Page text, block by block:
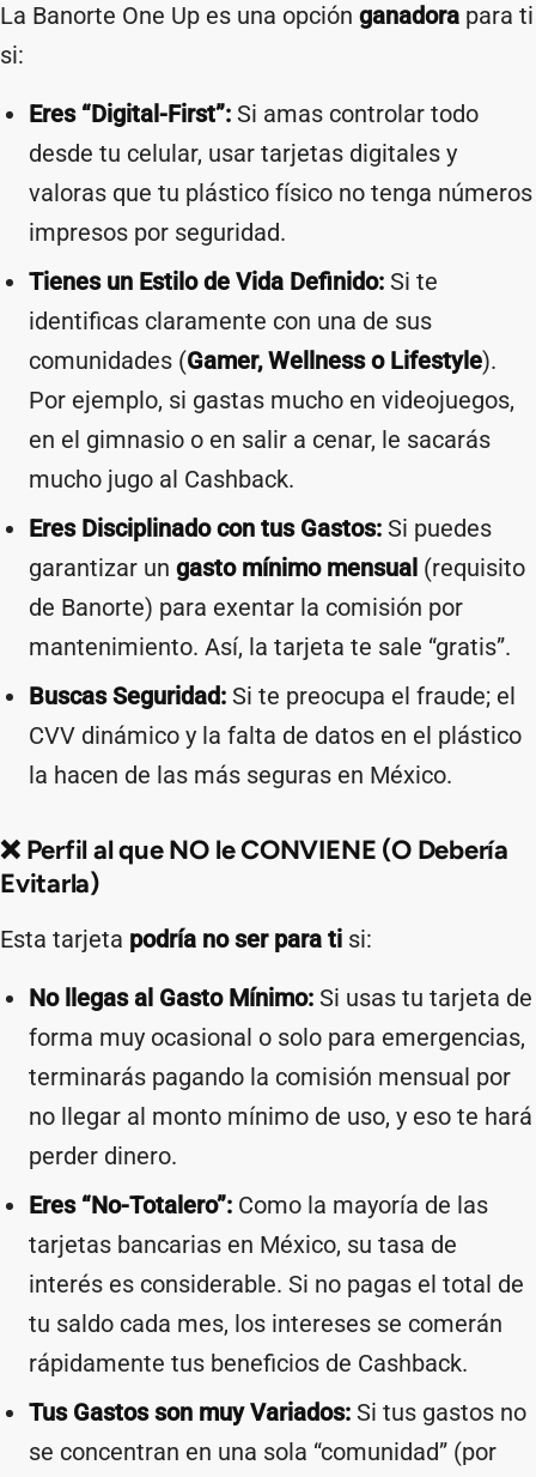
La Banorte One Up es una opción ganadora para ti
si:
Eres “Digital-First”: Si amas controlar todo
desde tu celular, usar tarjetas digitales y
valoras que tu plástico físico no tenga números
impresos por seguridad.
Tienes un Estilo de Vida Definido: Si te
identificas claramente con una de sus
comunidades (Gamer, Wellness o Lifestyle).
Por ejemplo, si gastas mucho en videojuegos,
en el gimnasio o en salir a cenar, le sacarás
mucho jugo al Cashback.
Eres Disciplinado con tus Gastos: Si puedes
garantizar un gasto mínimo mensual (requisito
de Banorte) para exentar la comisión por
mantenimiento. Así, la tarjeta te sale “gratis”.
Buscas Seguridad: Si te preocupa el fraude; el
CVV dinámico y la falta de datos en el plástico
la hacen de las más seguras en México.
❌ Perfil al que NO le CONVIENE (O Debería
Evitarla)
Esta tarjeta podría no ser para ti si:
No llegas al Gasto Mínimo: Si usas tu tarjeta de
forma muy ocasional o solo para emergencias,
terminarás pagando la comisión mensual por
no llegar al monto mínimo de uso, y eso te hará
perder dinero.
Eres “No-Totalero”: Como la mayoría de las
tarjetas bancarias en México, su tasa de
interés es considerable. Si no pagas el total de
tu saldo cada mes, los intereses se comerán
rápidamente tus beneficios de Cashback.
Tus Gastos son muy Variados: Si tus gastos no
se concentran en una sola “comunidad” (por